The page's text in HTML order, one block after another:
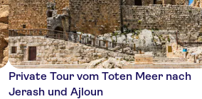
Private Tour vom Toten Meer nach
Jerash und Ajloun